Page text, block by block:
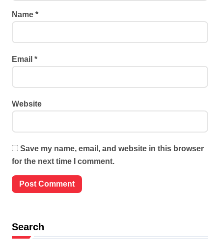
Name *
Email *
Website
Save my name, email, and website in this browser
for the next time I comment.
Search